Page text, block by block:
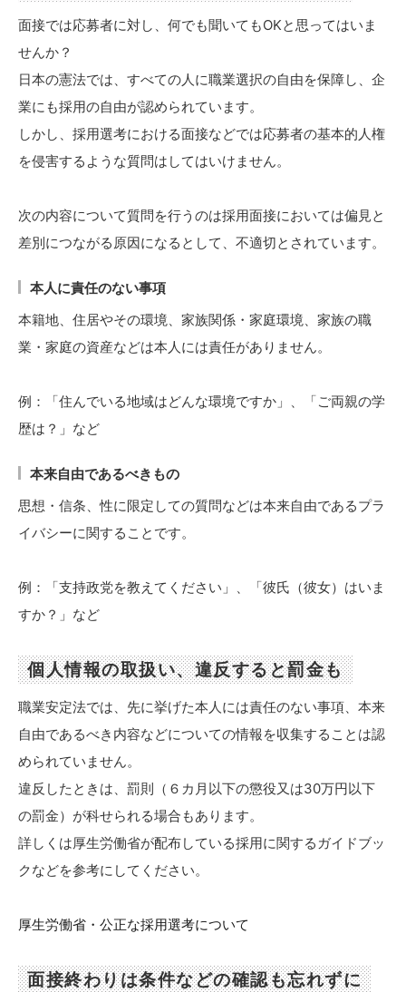
面接では応募者に対し、何でも聞いてもOKと思ってはいま
せんか？
日本の憲法では、すべての人に職業選択の自由を保障し、企
業にも採用の自由が認められています。
しかし、採用選考における面接などでは応募者の基本的人権
を侵害するような質問はしてはいけません。
次の内容について質問を行うのは採用面接においては偏見と
差別につながる原因になるとして、不適切とされています。
本人に責任のない事項
本籍地、住居やその環境、家族関係・家庭環境、家族の職
業・家庭の資産などは本人には責任がありません。
例：「住んでいる地域はどんな環境ですか」、「ご両親の学
歴は？」など
本来自由であるべきもの
思想・信条、性に限定しての質問などは本来自由であるプラ
イバシーに関することです。
例：「支持政党を教えてください」、「彼氏（彼女）はいま
すか？」など
個人情報の取扱い、違反すると罰金も
職業安定法では、先に挙げた本人には責任のない事項、本来
自由であるべき内容などについての情報を収集することは認
められていません。
違反したときは、罰則（６カ月以下の懲役又は30万円以下
の罰金）が科せられる場合もあります。
詳しくは厚生労働省が配布している採用に関するガイドブッ
クなどを参考にしてください。
厚生労働省・公正な採用選考について
面接終わりは条件などの確認も忘れずに